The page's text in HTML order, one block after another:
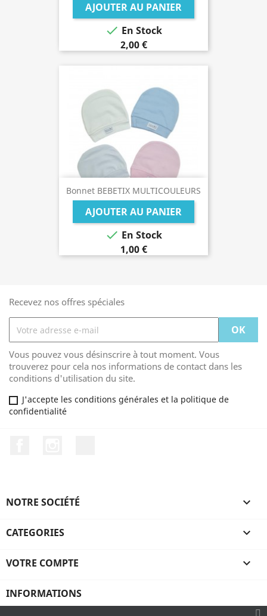
AJOUTER AU PANIER
 En Stock
2,00 €
Bonnet BEBETIX MULTICOULEURS
AJOUTER AU PANIER
 En Stock
1,00 €
Recevez nos offres spéciales
Vous pouvez vous désinscrire à tout moment. Vous
trouverez pour cela nos informations de contact dans les
conditions d'utilisation du site.
J'accepte les conditions générales et la politique de
confidentialité
NOTRE SOCIÉTÉ 
CATEGORIES 
VOTRE COMPTE 
INFORMATIONS